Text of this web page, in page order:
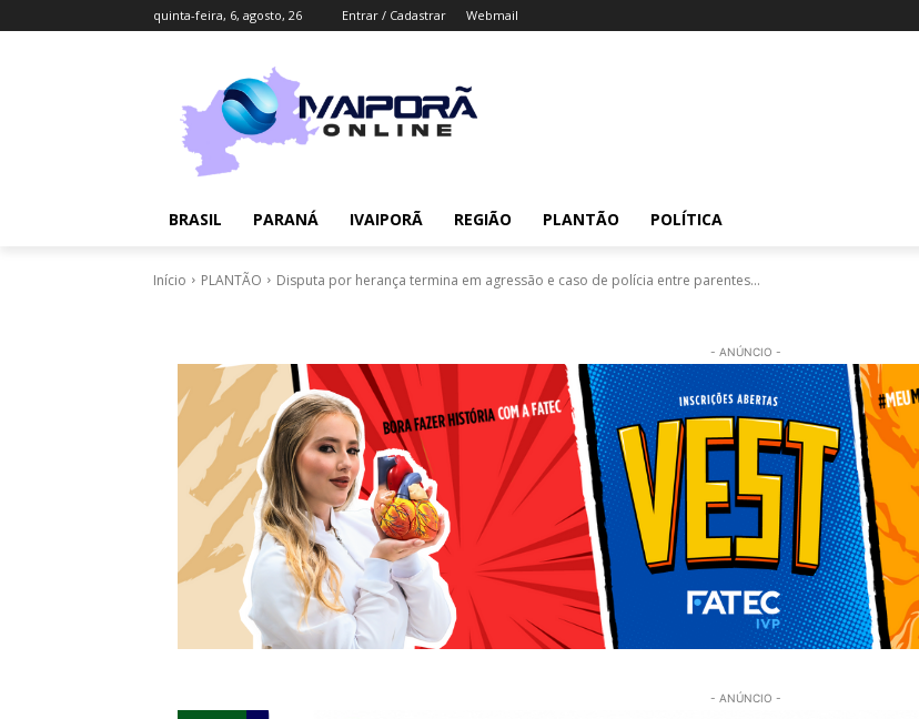
quinta-feira, 6, agosto, 26 Entrar / Cadastrar Webmail
BRASIL PARANÁ IVAIPORÃ REGIÃO PLANTÃO POLÍTICA
Início PLANTÃO Disputa por herança termina em agressão e caso de polícia entre parentes...
- ANÚNCIO -
- ANÚNCIO -